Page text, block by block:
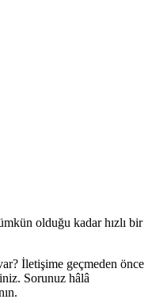
olduğu kadar hızlı bir
İletişime geçmeden önce
Sorunuz hâlâ